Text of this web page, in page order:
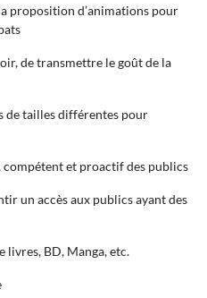
proposition d’animations pour
de transmettre le goût de la
de tailles différentes pour
compétent et proactif des publics
un accès aux publics ayant des
livres, BD, Manga, etc.